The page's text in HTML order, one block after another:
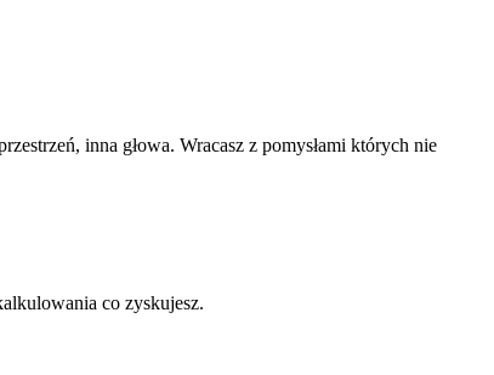
inna głowa. Wracasz z pomysłami których nie
co zyskujesz.